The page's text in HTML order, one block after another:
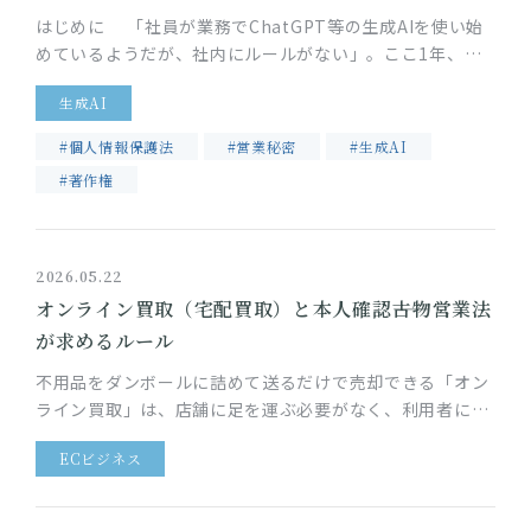
はじめに 「社員が業務でChatGPT等の生成AIを使い始
めているようだが、社内にルールがない」。ここ1年、顧
問先のIT企業から特に多くいただくご相談です。生成AIの
業務利用には…
生成AI
#個人情報保護法 #営業秘密
#生成AI
#著作権
2026.05.22
オンライン買取（宅配買取）と本人確認――古物営業法
が求めるルール
不用品をダンボールに詰めて送るだけで売却できる「オン
ライン買取」は、店舗に足を運ぶ必要がなく、利用者にと
って非常に手軽なサービスです。一方、買取業者には、古
物営業法により本人確認な…
ECビジネス